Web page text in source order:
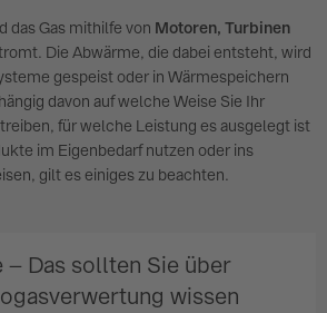
das Gas mithilfe von Motoren, Turbinen
Die Abwärme, die dabei entsteht, wird
gespeist oder in Wärmespeichern
davon auf welche Weise Sie Ihr
für welche Leistung es ausgelegt ist
im Eigenbedarf nutzen oder ins
gilt es einiges zu beachten.
– Das sollten Sie über
wissen